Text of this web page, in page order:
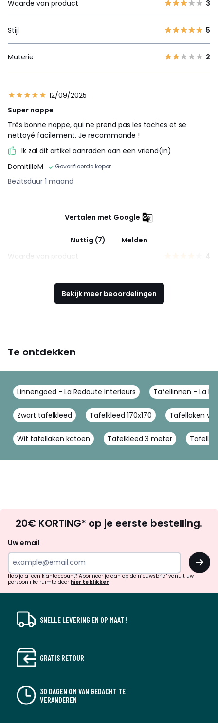
Waarde van product
3
Stijl 5
Materie 2
12/09/2025
Super nappe
Très bonne nappe, qui ne prend pas les taches et se
nettoyé facilement. Je recommande !
Ik zal dit artikel aanraden aan een vriend(in)
DomitilleM
Geverifieerde koper
Bezitsduur 1 maand
Vertalen met Google
Nuttig (7)
Melden
Waarde van product
4
Bekijk meer beoordelingen
Te ontdekken
Linnengoed - La Redoute Interieurs Tafellinnen - La
Zwart tafelkleed Tafelkleed 170x170 Tafellaken
Wit tafellaken katoen Tafelkleed 3 meter
zoek
inspiratie
verrassingen?
20€ KORTING* op je eerste bestelling.
Uw email
OK
Heb je al een klantaccount? Abonneer je dan op de nieuwsbrief vanuit uw
persoonlijke ruimte door hier te klikken
SNELLE LEVERING EN OP MAAT !
GRATIS RETOUR
30 DAGEN OM VAN GEDACHT TE
VERANDEREN